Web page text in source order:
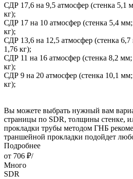
СДР 17,6 на 9,5 атмосфер (стенка 5,1
кг);
СДР 17 на 10 атмосфер (стенка 5,4
кг);
СДР 13,6 на 12,5 атмосфер (стенка
1,76 кг);
СДР 11 на 16 атмосфер (стенка 8,2
кг);
СДР 9 на 20 атмосфер (стенка 10,1
кг);
Вы можете выбрать нужный вам
страницы по SDR, толщины стенке,
прокладки трубы методом ГНБ
траншейной прокладки подойдет
Подробнее
от 706 ₽/
Много
SDR